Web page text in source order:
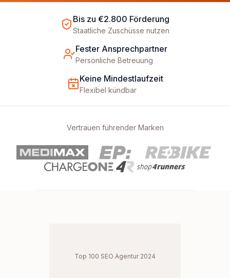
Bis zu €2.800 Förderung
Staatliche Zuschüsse nutzen
Fester Ansprechpartner
Persönliche Betreuung
Keine Mindestlaufzeit
Flexibel kündbar
Vertrauen führender Marken
Top 100 SEO Agentur 2024